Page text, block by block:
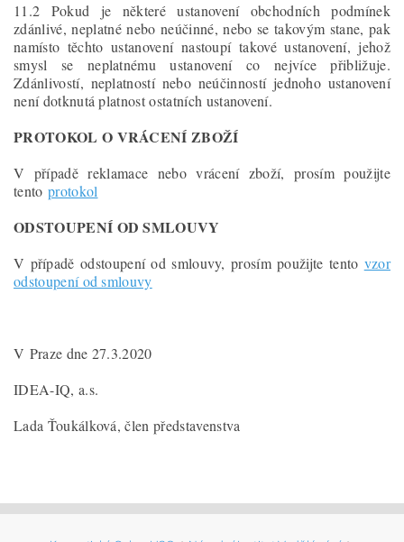
11.2 Pokud je některé ustanovení obchodních podmínek
zdánlivé, neplatné nebo neúčinné, nebo se takovým stane, pak
namísto těchto ustanovení nastoupí takové ustanovení, jehož
smysl se neplatnému ustanovení co nejvíce přibližuje.
Zdánlivostí, neplatností nebo neúčinností jednoho ustanovení
není dotknutá platnost ostatních ustanovení.
PROTOKOL O VRÁCENÍ ZBOŽÍ
V případě reklamace nebo vrácení zboží, prosím použijte
tento protokol
ODSTOUPENÍ OD SMLOUVY
V případě odstoupení od smlouvy, prosím použijte tento vzor
odstoupení od smlouvy
V Praze dne 27.3.2020
IDEA-IQ, a.s.
Lada Ťoukálková, člen představenstva